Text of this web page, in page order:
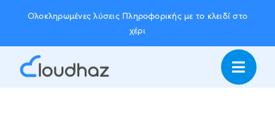
Ολοκληρωμένες λύσεις Πληροφορικής με το κλειδί στο
χέρι